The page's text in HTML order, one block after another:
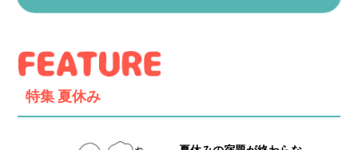
特集 夏休み